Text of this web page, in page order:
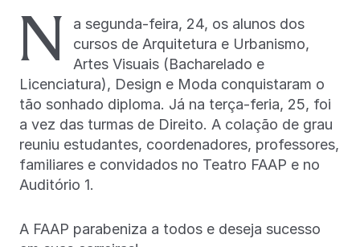
N
a segunda-feira, 24, os alunos dos
cursos de Arquitetura e Urbanismo,
Artes Visuais (Bacharelado e
Licenciatura), Design e Moda conquistaram o
tão sonhado diploma. Já na terça-feria, 25, foi
a vez das turmas de Direito. A colação de grau
reuniu estudantes, coordenadores, professores,
familiares e convidados no Teatro FAAP e no
Auditório 1.
A FAAP parabeniza a todos e deseja sucesso